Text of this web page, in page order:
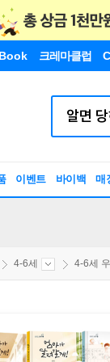
크레마클럽
이벤트 바이백 매
4-6세 4-6세